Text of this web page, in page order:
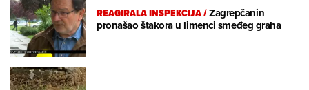
REAGIRALA INSPEKCIJA/Zagrepčanin
pronašao štakora u limenci smeđeg graha